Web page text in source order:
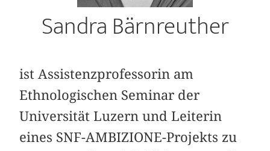
Sandra Bärnreuther
ist Assistenzprofessorin am
Ethnologischen Seminar der
Universität Luzern und Leiterin
eines SNF-AMBIZIONE-Projekts zu